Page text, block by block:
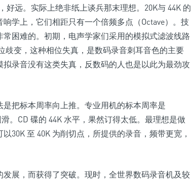
好远。实际上绝非纸上谈兵那末理想。20K与 44K 的
学上，它们相距只有一个倍频多点（Octave）。技
困难的。初期，电声学家们采用的模拟式滤波线路
歧变，这种相位失真，是数码录音刺耳音色的主要
录音没有这类失真，反数码的人也是以此为最劲攻
把标本周率向上推。专业用机的标本周率是
。CD 碟的 44K 水平，果然订得太低。最理想是做
30K 至 40K 为削切点，所提供的录音，频带更宽，
展，而获得了突破。现时，全世界数码录音机及较